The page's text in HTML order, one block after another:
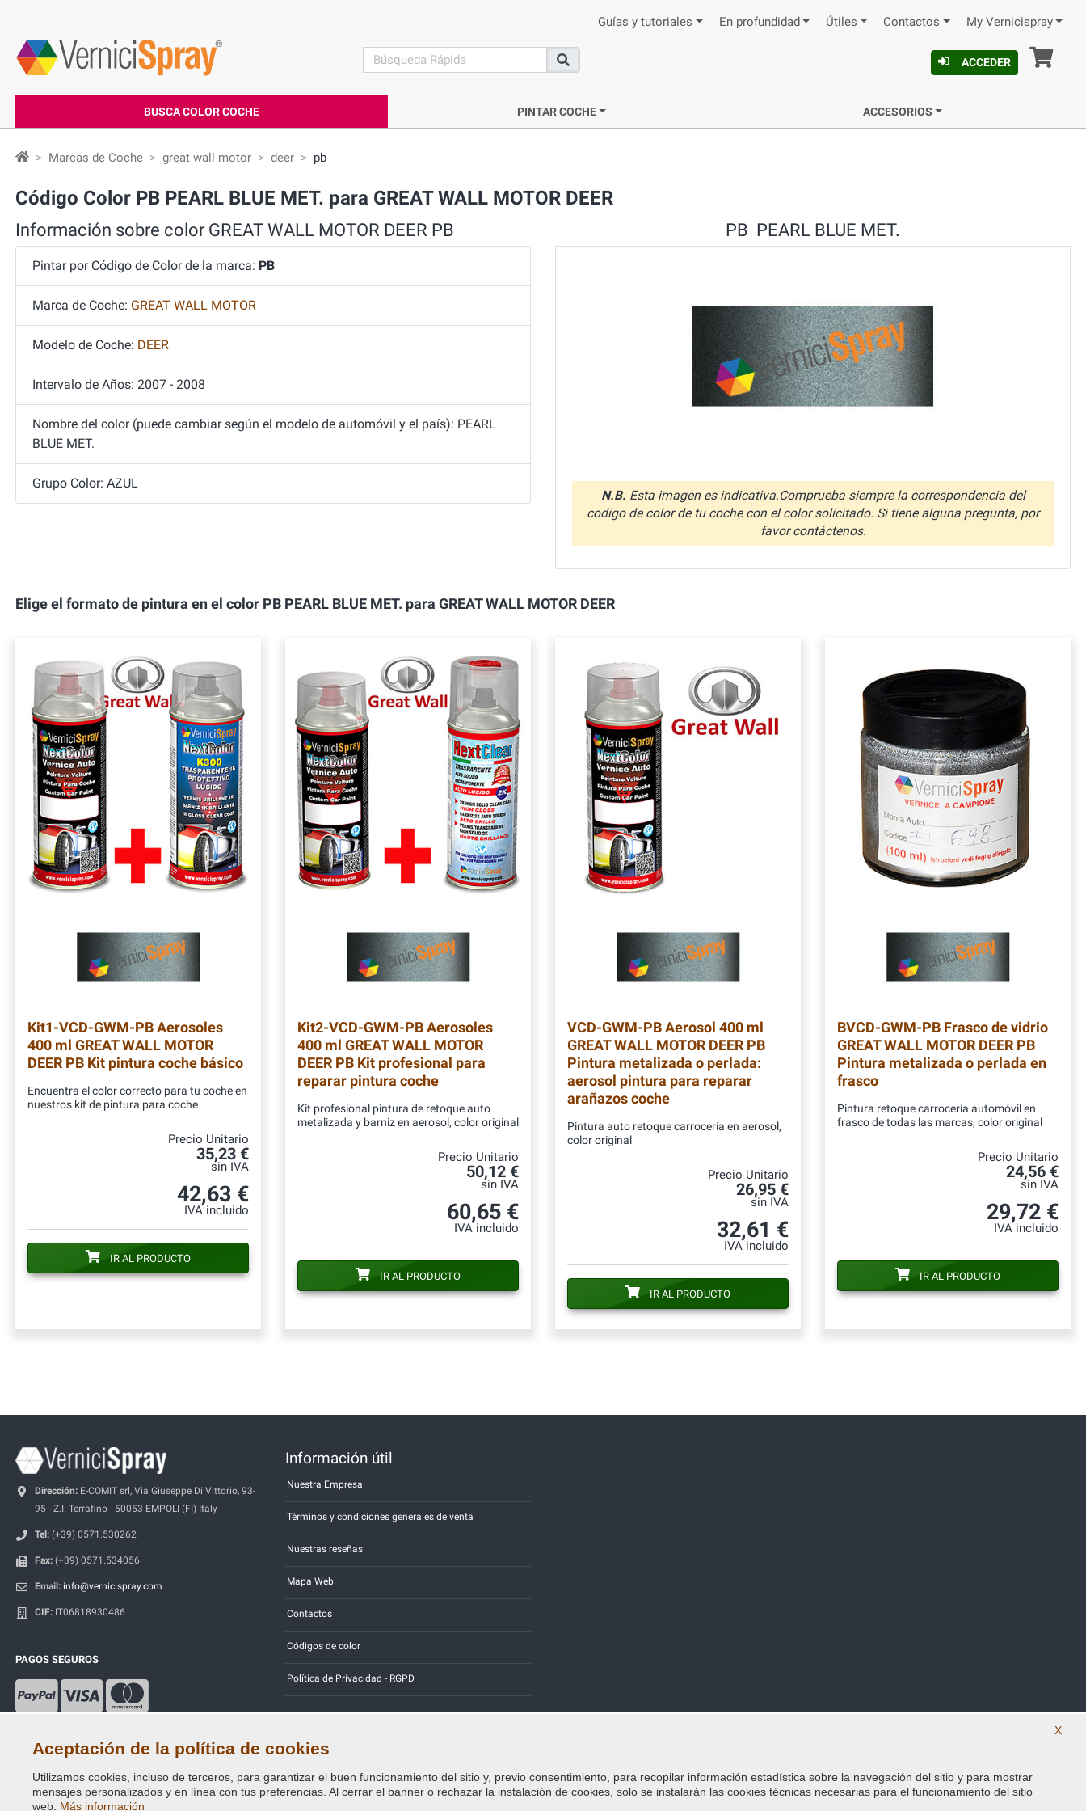
Guías y tutoriales En profundidad Útiles Contactos My Vernicispray
search
Buscar
ACCEDER
BUSCA COLOR COCHE PINTAR COCHE ACCESORIOS
Marcas de Coche great wall motor deer pb
Código Color PB PEARL BLUE MET. para GREAT WALL MOTOR DEER
Información sobre color GREAT WALL MOTOR DEER PB
Pintar por Código de Color de la marca: PB
Marca de Coche: GREAT WALL MOTOR
Modelo de Coche: DEER
Intervalo de Años: 2007 - 2008
Nombre del color (puede cambiar según el modelo de automóvil y el país): PEARL
BLUE MET.
Grupo Color: AZUL
PB PEARL BLUE MET.
N.B. Esta imagen es indicativa.Comprueba siempre la correspondencia del
codigo de color de tu coche con el color solicitado. Si tiene alguna pregunta, por
favor contáctenos.
Elige el formato de pintura en el color PB PEARL BLUE MET. para GREAT WALL MOTOR DEER
Kit1-VCD-GWM-PBAerosoles
400 ml GREAT WALL MOTOR
DEER PB Kit pintura coche básico
Encuentra el color correcto para tu coche en
nuestros kit de pintura para coche
Precio Unitario
35,23 €
sin IVA
42,63 €
IVA incluido
IR AL PRODUCTO
Kit2-VCD-GWM-PBAerosoles
400 ml GREAT WALL MOTOR
DEER PB Kit profesional para
reparar pintura coche
Kit profesional pintura de retoque auto
metalizada y barniz en aerosol, color original
Precio Unitario
50,12 €
sin IVA
60,65 €
IVA incluido
IR AL PRODUCTO
VCD-GWM-PBAerosol 400 ml
GREAT WALL MOTOR DEER PB
Pintura metalizada o perlada:
aerosol pintura para reparar
arañazos coche
Pintura auto retoque carrocería en aerosol,
color original
Precio Unitario
26,95 €
sin IVA
32,61 €
IVA incluido
IR AL PRODUCTO
BVCD-GWM-PB Frasco de vidrio
GREAT WALL MOTOR DEER PB
Pintura metalizada o perlada en
frasco
Pintura retoque carrocería automóvil en
frasco de todas las marcas, color original
Precio Unitario
24,56 €
sin IVA
29,72 €
IVA incluido
IR AL PRODUCTO
Dirección: E-COMIT srl, Via Giuseppe Di Vittorio, 93-
95 - Z.I. Terrafino - 50053 EMPOLI (FI) Italy
Tel: (+39) 0571.530262
Fax: (+39) 0571.534056
Email: info@vernicispray.com
CIF: IT06818930486
PAGOS SEGUROS
Información útil
Nuestra Empresa
Términos y condiciones generales de venta
Nuestras reseñas
Mapa Web
Contactos
Códigos de color
Política de Privacidad - RGPD
Copyright © 2014 - 2026. All Rights Reserved.
Visitantes En Línea: 442
Credits:E-COMIT SÍguenos en nuestras redes sociales
X
Aceptación de la política de cookies
Utilizamos cookies, incluso de terceros, para garantizar el buen funcionamiento del sitio y, previo consentimiento, para recopilar información estadística sobre la navegación del sitio y para mostrar
mensajes personalizados y en línea con tus preferencias. Al cerrar el banner o rechazar la instalación de cookies, solo se instalarán las cookies técnicas necesarias para el funcionamiento del sitio
web. Más información